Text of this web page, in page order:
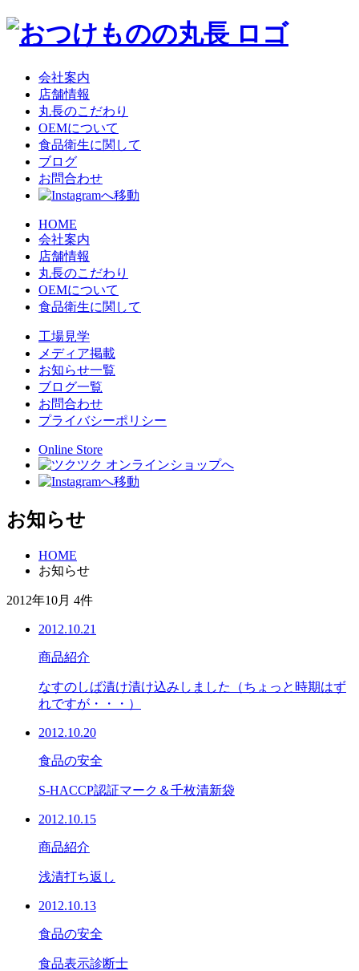
会社案内
店舗情報
丸長のこだわり
OEMについて
食品衛生に関して
ブログ
お問合わせ
HOME
会社案内
店舗情報
丸長のこだわり
OEMについて
食品衛生に関して
工場見学
メディア掲載
お知らせ一覧
ブログ一覧
お問合わせ
プライバシーポリシー
Online Store
お知らせ
HOME
お知らせ
2012年10月 4件
2012.10.21
商品紹介
なすのしば漬け漬け込みしました（ちょっと時期はず
れですが・・・）
2012.10.20
食品の安全
S-HACCP認証マーク＆千枚漬新袋
2012.10.15
商品紹介
浅漬打ち返し
2012.10.13
食品の安全
食品表示診断士